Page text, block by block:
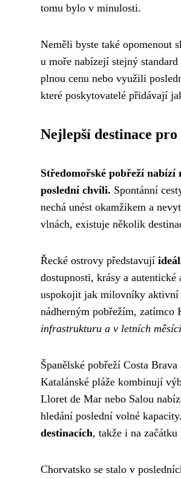
tomu bylo v minulosti.
Neměli byste také opomenout
u moře nabízejí stejný
plnou cenu nebo využili
které poskytovatelé přidávají
Nejlepší destinace
Středomořské pobřeží nabízí
poslední chvíli. Spontánní
nechá unést okamžikem a
vlnách, existuje několik
Řecké ostrovy představují
dostupnosti, krásy a
uspokojit jak milovníky aktivní
nádherným pobřežím, zatímco
infrastrukturu a v letních
Španělské pobřeží Costa
Katalánské pláže kombinují
Lloret de Mar nebo Salou
hledání poslední volné kapacity.
destinacích, takže i na
Chorvatsko se stalo v